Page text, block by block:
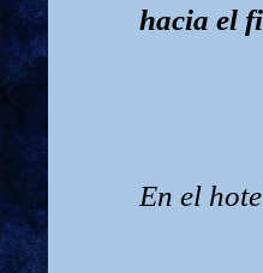
hacia el
En el